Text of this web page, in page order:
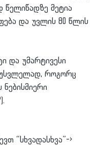
წელიწადზე მეტია
და უვლის 80 წლის
და უმარტივესი
როგორც
).
“სხვადასხვა”->